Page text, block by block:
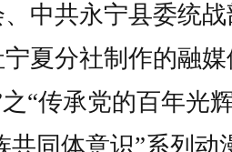
中共永宁县委统
夏分社制作的融
“传承党的百年光
共同体意识”系列动